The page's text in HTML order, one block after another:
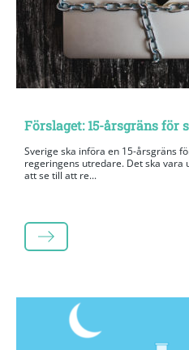
Förslaget: 15-årsgräns för
Sverige ska införa en 15-årsgräns
regeringens utredare. Det ska
att se till att re...
LÄS MER